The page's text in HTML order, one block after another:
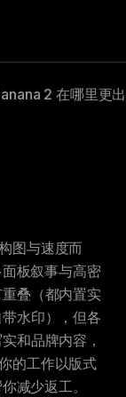
2 在哪里更
图与速度而
板叙事与高密
叠（都内置实
水印），但各
和品牌内容，
的工作以版式
减少返工。